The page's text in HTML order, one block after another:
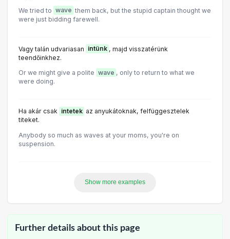
We tried to wave them back, but the stupid captain thought we
were just bidding farewell.
Vagy talán udvariasan intünk , majd visszatérünk
teendőinkhez.
Or we might give a polite wave , only to return to what we
were doing.
Ha akár csak intetek az anyukátoknak, felfüggesztelek
titeket.
Anybody so much as waves at your moms, you're on
suspension.
Show more examples
Further details about this page